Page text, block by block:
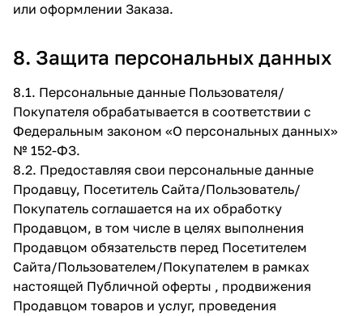
или оформлении Заказа.
8. Защита персональных данных
8.1. Персональные данные Пользователя/
Покупателя обрабатывается в соответствии с
Федеральным законом «О персональных данных»
№ 152-ФЗ.
8.2. Предоставляя свои персональные данные
Продавцу, Посетитель Сайта/Пользователь/
Покупатель соглашается на их обработку
Продавцом, в том числе в целях выполнения
Продавцом обязательств перед Посетителем
Сайта/Пользователем/Покупателем в рамках
настоящей Публичной оферты , продвижения
Продавцом товаров и услуг, проведения